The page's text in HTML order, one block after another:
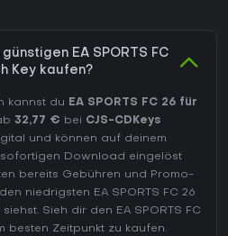
EA SPORTS FC
Key kaufen?
kannst du EA SPORTS FC 26 für
32,77 € bei CJS-CDKeys
und können auf deinem
Download eingelöst
bereits Gebühren und Promo-
niedrigsten EA SPORTS FC 26
siehst. Sieh dir den EA SPORTS FC
besten Zeitpunkt zu kaufen.